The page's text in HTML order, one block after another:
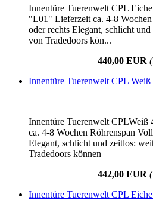
Innentüre Tuerenwelt CPL
"L01" Lieferzeit ca. 4-8
oder rechts Elegant, schlicht
von Tradedoors kön...
440,00 EUR
Innentüre Tuerenwelt CPL Weiß
Innentüre Tuerenwelt
ca. 4-8 Wochen Röhrenspan
Elegant, schlicht und zeitlos:
Tradedoors können
442,00 EUR
Innentüre Tuerenwelt CPL